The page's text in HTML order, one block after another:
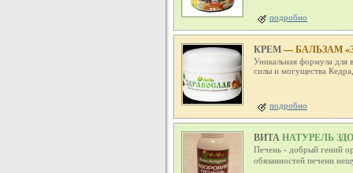
подробно
КРЕМ— БАЛЬЗАМ
Уникальная формула для
силы и могущества
подробно
ВИТАНАТУРЕЛЬ
Печень - добрый гений
обязанностей печени